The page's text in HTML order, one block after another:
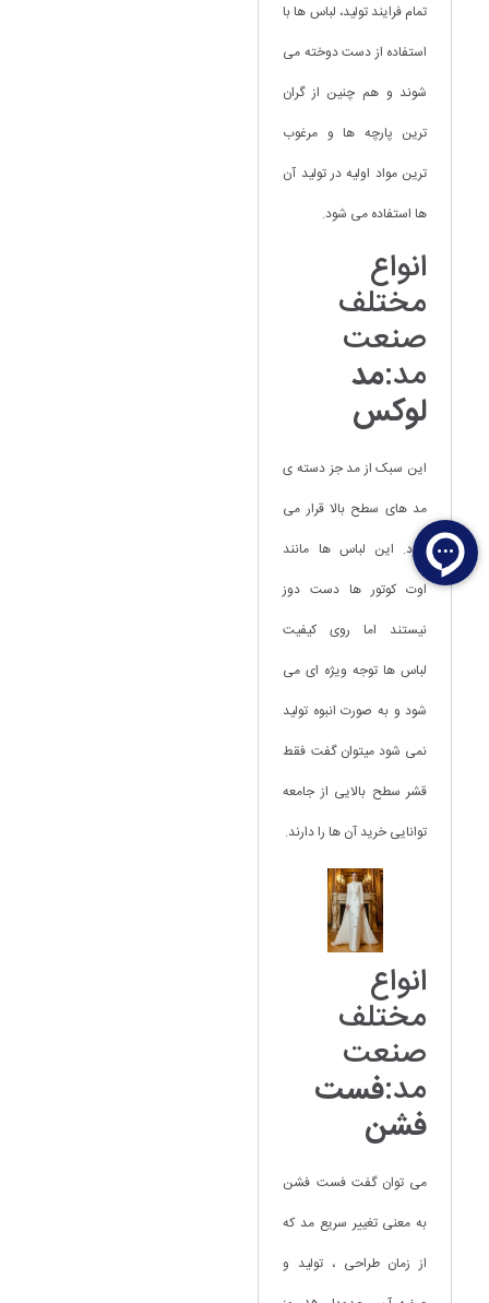
تمام فرایند تولید، لباس ها با
استفاده از دست دوخته می
شوند و هم چنین از گران
ترین پارچه ها و مرغوب
ترین مواد اولیه در تولید آن
ها استفاده می شود.
انواع
مختلف
صنعت
مد:مد
لوکس
این سبک از مد جز دسته ی
مد های سطح بالا قرار می
گیرد. این لباس ها مانند
اوت کوتور ها دست دوز
نیستند اما روی کیفیت
لباس ها توجه ویژه ای می
شود و به صورت انبوه تولید
نمی شود میتوان گفت فقط
قشر سطح بالایی از جامعه
توانایی خرید آن ها را دارند.
انواع
مختلف
صنعت
مد:فست
فشن
می توان گفت فست فشن
به معنی تغییر سریع مد که
از زمان طراحی ، تولید و